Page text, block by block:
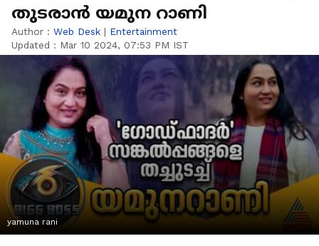
തുടരാന്‍ യമുന റാണി
Author : Web Desk | Entertainment
Updated : Mar 10 2024, 07:53 PM IST
yamuna rani